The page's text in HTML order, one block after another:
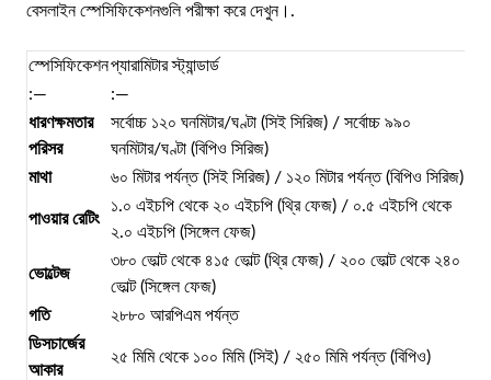
বেসলাইন স্পেসিফিকেশনগুলি পরীক্ষা করে দেখুন।.
স্পেসিফিকেশনপ্যারামিটার স্ট্যান্ডার্ড
:—
:—
ধারণক্ষমতার
পরিসর
সর্বোচ্চ ১২০ ঘনমিটার/ঘণ্টা (সিই সিরিজ) / সর্বোচ্চ ৯৯০
ঘনমিটার/ঘণ্টা (বিপিও সিরিজ)
মাথা
৬০ মিটার পর্যন্ত (সিই সিরিজ) / ১২০ মিটার পর্যন্ত (বিপিও সিরিজ)
পাওয়ার রেটিং
১.০ এইচপি থেকে ২০ এইচপি (থ্রি ফেজ) / ০.৫ এইচপি থেকে
২.০ এইচপি (সিঙ্গেল ফেজ)
ভোল্টেজ
৩৮০ ভোল্ট থেকে ৪১৫ ভোল্ট (থ্রি ফেজ) / ২০০ ভোল্ট থেকে ২৪০
ভোল্ট (সিঙ্গেল ফেজ)
গতি
২৮৮০ আরপিএম পর্যন্ত
ডিসচার্জের
আকার
২৫ মিমি থেকে ১০০ মিমি (সিই) / ২৫০ মিমি পর্যন্ত (বিপিও)